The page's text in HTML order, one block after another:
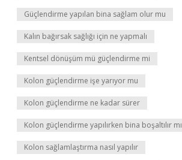
Güçlendirme yapılan bina sağlam olur mu
Kalın bağırsak sağlığı için ne yapmalı
Kentsel dönüşüm mü güçlendirme mi
Kolon güçlendirme işe yarıyor mu
Kolon güçlendirme ne kadar sürer
Kolon güçlendirme yapılırken bina boşaltılır mı
Kolon sağlamlaştırma nasıl yapılır